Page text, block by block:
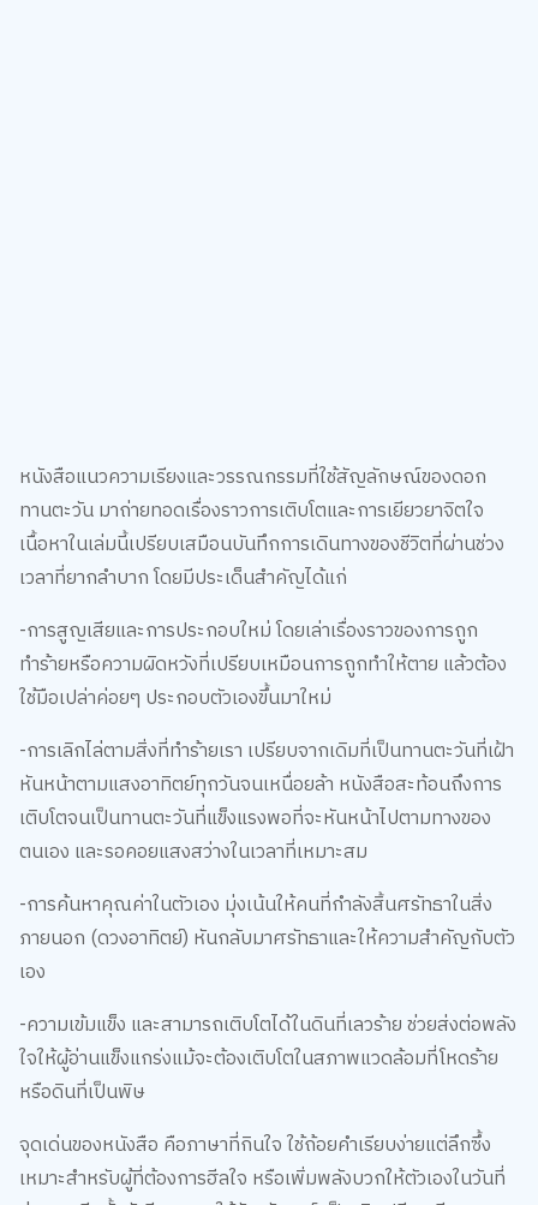
หนังสือแนวความเรียงและวรรณกรรมที่ใช้สัญลักษณ์ของดอก
ทานตะวัน มาถ่ายทอดเรื่องราวการเติบโตและการเยียวยาจิตใจ
เนื้อหาในเล่มนี้เปรียบเสมือนบันทึกการเดินทางของชีวิตที่ผ่านช่วง
เวลาที่ยากลำบาก โดยมีประเด็นสำคัญได้แก่
-การสูญเสียและการประกอบใหม่ โดยเล่าเรื่องราวของการถูก
ทำร้ายหรือความผิดหวังที่เปรียบเหมือนการถูกทำให้ตาย แล้วต้อง
ใช้มือเปล่าค่อยๆ ประกอบตัวเองขึ้นมาใหม่
-การเลิกไล่ตามสิ่งที่ทำร้ายเรา เปรียบจากเดิมที่เป็นทานตะวันที่เฝ้า
หันหน้าตามแสงอาทิตย์ทุกวันจนเหนื่อยล้า หนังสือสะท้อนถึงการ
เติบโตจนเป็นทานตะวันที่แข็งแรงพอที่จะหันหน้าไปตามทางของ
ตนเอง และรอคอยแสงสว่างในเวลาที่เหมาะสม
-การค้นหาคุณค่าในตัวเอง มุ่งเน้นให้คนที่กำลังสิ้นศรัทธาในสิ่ง
ภายนอก (ดวงอาทิตย์) หันกลับมาศรัทธาและให้ความสำคัญกับตัว
เอง
-ความเข้มแข็ง และสามารถเติบโตได้ในดินที่เลวร้าย ช่วยส่งต่อพลัง
ใจให้ผู้อ่านแข็งแกร่งแม้จะต้องเติบโตในสภาพแวดล้อมที่โหดร้าย
หรือดินที่เป็นพิษ
จุดเด่นของหนังสือ คือภาษาที่กินใจ ใช้ถ้อยคำเรียบง่ายแต่ลึกซึ้ง
เหมาะสำหรับผู้ที่ต้องการฮีลใจ หรือเพิ่มพลังบวกให้ตัวเองในวันที่